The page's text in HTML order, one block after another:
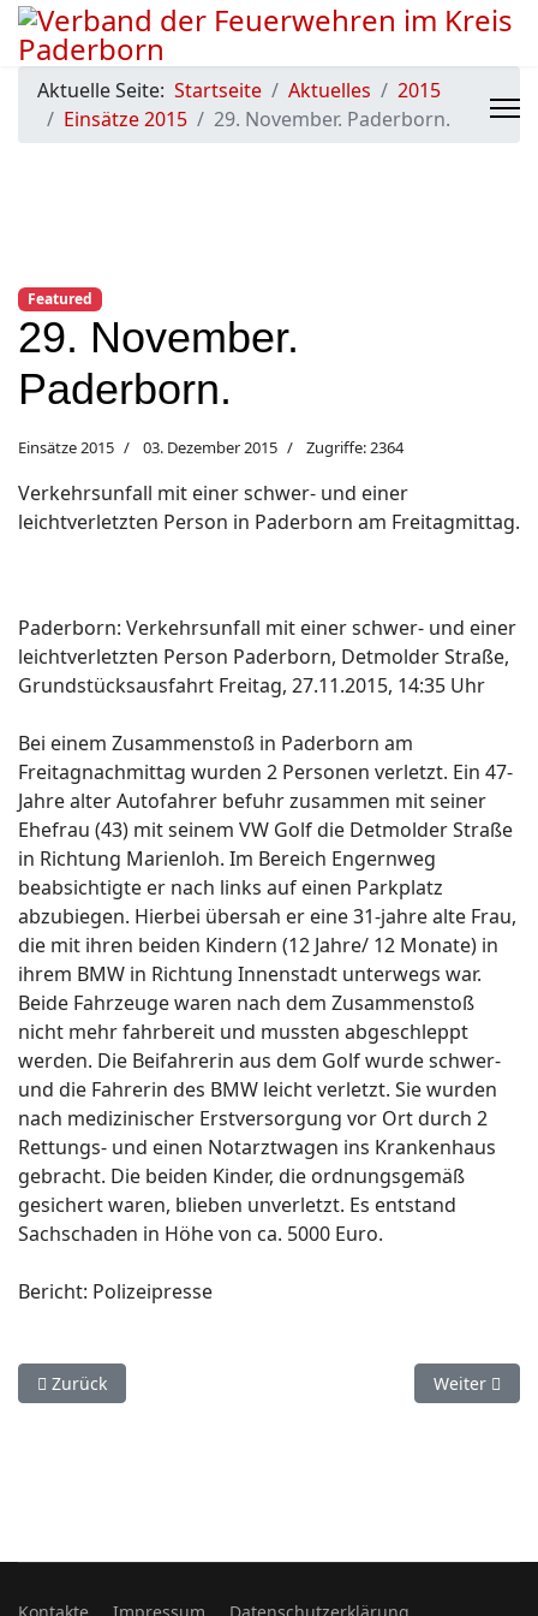
Aktuelle Seite: Startseite Aktuelles
2015
Einsätze 2015
29. November. Paderborn.
Featured
29. November.
Paderborn.
Einsätze 2015 03. Dezember 2015 Zugriffe: 2364
Verkehrsunfall mit einer schwer- und einer
leichtverletzten Person in Paderborn am Freitagmittag.
Paderborn: Verkehrsunfall mit einer schwer- und einer
leichtverletzten Person Paderborn, Detmolder Straße,
Grundstücksausfahrt Freitag, 27.11.2015, 14:35 Uhr
Bei einem Zusammenstoß in Paderborn am
Freitagnachmittag wurden 2 Personen verletzt. Ein 47-
Jahre alter Autofahrer befuhr zusammen mit seiner
Ehefrau (43) mit seinem VW Golf die Detmolder Straße
in Richtung Marienloh. Im Bereich Engernweg
beabsichtigte er nach links auf einen Parkplatz
abzubiegen. Hierbei übersah er eine 31-jahre alte Frau,
die mit ihren beiden Kindern (12 Jahre/ 12 Monate) in
ihrem BMW in Richtung Innenstadt unterwegs war.
Beide Fahrzeuge waren nach dem Zusammenstoß
nicht mehr fahrbereit und mussten abgeschleppt
werden. Die Beifahrerin aus dem Golf wurde schwer-
und die Fahrerin des BMW leicht verletzt. Sie wurden
nach medizinischer Erstversorgung vor Ort durch 2
Rettungs- und einen Notarztwagen ins Krankenhaus
gebracht. Die beiden Kinder, die ordnungsgemäß
gesichert waren, blieben unverletzt. Es entstand
Sachschaden in Höhe von ca. 5000 Euro.
Bericht: Polizeipresse
Vorheriger Beitrag: 26. November. Delbrück Westenholz.
Zurück Nächster
Weiter